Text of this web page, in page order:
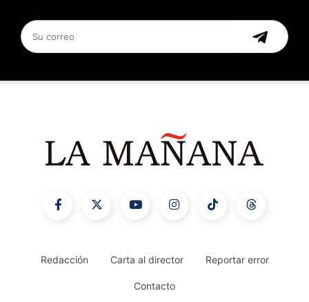
Redacción Carta al director Reportar error
Contacto